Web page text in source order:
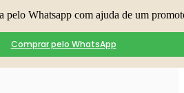
pelo Whatsapp com ajuda de um
Comprar pelo WhatsApp